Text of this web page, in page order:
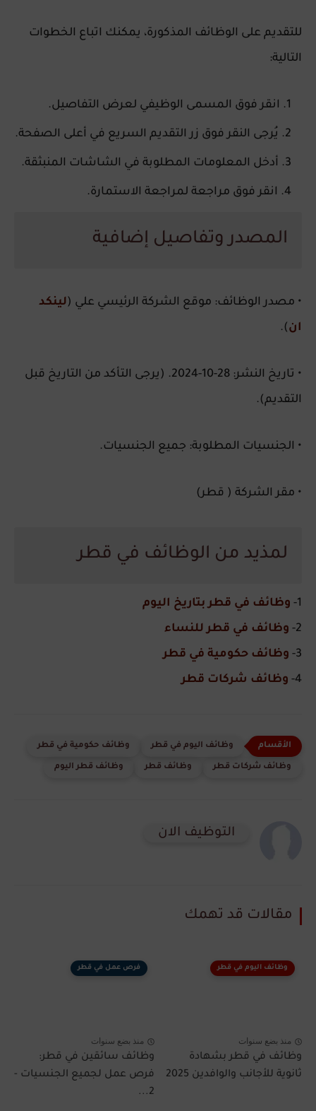
للتقديم على الوظائف المذكورة، يمكنك اتباع الخطوات
التالية:
انقر فوق المسمى الوظيفي لعرض التفاصيل.
يُرجى النقر فوق زر التقديم السريع في أعلى الصفحة.
أدخل المعلومات المطلوبة في الشاشات المنبثقة.
انقر فوق مراجعة لمراجعة الاستمارة.
المصدر وتفاصيل إضافية
• مصدر الوظائف: موقع الشركة الرئيسي علي (لينكد
ان).
• تاريخ النشر: 28-10-2024. (يرجى التأكد من التاريخ قبل
التقديم).
• الجنسيات المطلوبة: جميع الجنسيات.
• مقر الشركة ( قطر)
لمذيد من الوظائف في قطر
1-
وظائف في قطر بتاريخ اليوم
2-
وظائف في قطر للنساء
3-
وظائف حكومية في قطر
4-
وظائف شركات قطر
وظائف اليوم في قطر وظائف حكومية في قطر
وظائف شركات قطر وظائف قطر وظائف قطر اليوم
التوظيف الان
مقالات قد تهمك
وظائف اليوم في قطر
منذ بضع سنوات
وظائف في قطر بشهادة
ثانوية للأجانب والوافدين 2025
فرص عمل في قطر
منذ بضع سنوات
وظائف سائقين في قطر:
فرص عمل لجميع الجنسيات -
2...